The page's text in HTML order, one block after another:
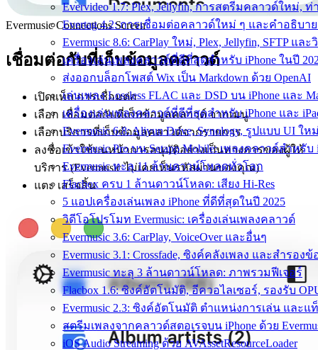
Evervideo 1.7: Plex, Jellyfin, การสตรีมคลาวด์ใหม่,
Evertag 4.2: การเชื่อมต่อคลาวด์ใหม่ ๆ และคำอธิบ
Evermusic 8.6: CarPlay ใหม่, Plex, Jellyfin, SFTP และ
เครื่องเล่นเพลงคลาวด์ที่ดีที่สุดสำหรับ iPhone ในปี
ส่งออกบล็อกโพสต์ Wix เป็น Markdown ด้วย OpenAI
เล่นเพลง Lossless FLAC และ DSD บน iPhone และ
เครื่องเล่นเพลงคลาวด์ที่ดีที่สุดสำหรับ iPhone และ
Evermusic 6.8: Aliyun Drive, Synology, รูปแบบ UI ให
Evermusic Pro บน Setapp Mobile: เพลงคลาวด์สำหรับ
Evermusic ทะลุ 11 ล้านดาวน์โหลดทั่วโลก
Flacbox ครบ 1 ล้านดาวน์โหลด: เสียง Hi-Res
5 แอปเครื่องเล่นเพลง iPhone ที่ดีที่สุดในปี 2025
วิดีโอโปรโมท Evermusic: เครื่องเล่นเพลงคลาวด์
Evermusic 3.6: CarPlay, VoiceOver และอื่นๆ
Evermusic 3.1: Crossfade, ซิงค์คลังเพลง และสำรอง
Evermusic ทะลุ 3 ล้านดาวน์โหลด: ภาพรวมฟีเจอร์
Flacbox 1.6: ซิงค์อัตโนมัติ, อีควอไลเซอร์, รองรับ
Evermusic 2.3: ซิงค์อัตโนมัติ ตำแหน่งการเล่น และแ
สตรีมเพลงจากคลาวด์สตอเรจบน iPhone ด้วย
iOS Audio Streaming ด้วย AVAssetResourceLoader
Evermusic Connections Screen
เชื่อมต่อกับที่เก็บข้อมูลคลาวด์
เปิดแท็บ การเชื่อมต่อ
เลือก เชื่อมต่อกับที่เก็บข้อมูลคลาวด์ จากเมนู
เลือกบริการที่เก็บข้อมูลคลาวด์จากรายการ
ลงชื่อเข้าใช้บนหน้าการอนุมัติอย่างเป็นทางการของผู้ให้
บริการ (Evermusic ไม่เคยเห็นรหัสผ่านของคุณ)
แตะ เสร็จสิ้น